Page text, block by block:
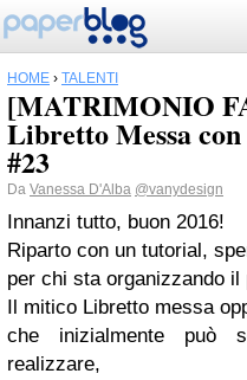
HOME › TALENTI
[MATRIMONIO
Libretto Messa
#23
Da Vanessa D'Alba @vanydesign
Innanzi tutto, buon 2016!
Riparto con un tutorial,
per chi sta organizzando il
Il mitico Libretto messa
che inizialmente può
realizzare,